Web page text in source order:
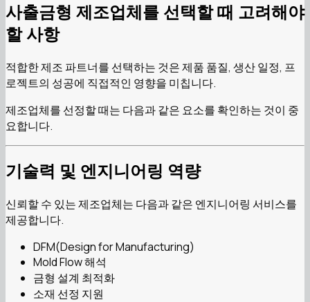
사출금형 제조업체를 선택할 때 고려해야
할 사항
적합한 제조 파트너를 선택하는 것은 제품 품질, 생산 일정, 프
로젝트의 성공에 직접적인 영향을 미칩니다.
제조업체를 선정할 때는 다음과 같은 요소를 확인하는 것이 중
요합니다.
기술력 및 엔지니어링 역량
신뢰할 수 있는 제조업체는 다음과 같은 엔지니어링 서비스를
제공합니다.
DFM(Design for Manufacturing)
Mold Flow 해석
금형 설계 최적화
소재 선정 지원